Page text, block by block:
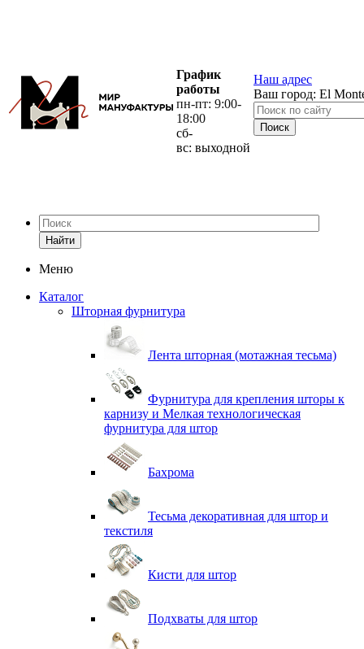
График
работы
пн-пт: 9:00-
18:00
сб-
вс: выходной
Наш адрес
Ваш город: El
Найти
Меню
Каталог
Шторная фурнитура
Лента шторная (мотажная тесьма)
Фурнитура для крепления шторы к
карнизу и Мелкая технологическая
фурнитура для штор
Бахрома
Тесьма декоративная для штор и
текстиля
Кисти для штор
Подхваты для штор